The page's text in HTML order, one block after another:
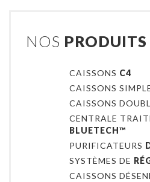
NOS PRODUITS
CAISSONS C4
CAISSONS
CAISSONS
CENTRALE
BLUETECH™
PURIFICATEURS
SYSTÈMES DE
CAISSONS